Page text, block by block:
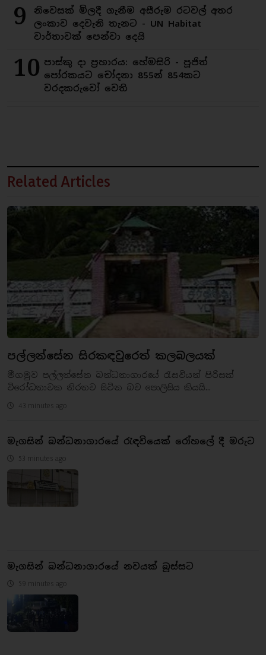
9
නිවෙසක් මිලදී ගැනීම අසීරුම රටවල් අතර
ලංකාව දෙවැනි තැනට - UN Habitat
වාර්තාවක් පෙන්වා දෙයි
10 පාස්කු දා ප්‍රහාරය: හේමසිරි - පූජිත්
පෝරකයට චෝදනා 855න් 854කට
වරදකරුවෝ වෙති
Related Articles
පල්ලන්සේන සිරකඳවුරෙත් කලබලයක්
මීගමුව පල්ලන්සේන බන්ධනාගාරයේ රැසවියන් පිරිසක්
විරෝධතාවක නිරතව සිටින බව පොලිසිය කියයි...
43 minutes ago
මැගසින් බන්ධනාගාරයේ රැඳවියෙක් රෝහලේ දී මරුට
53 minutes ago
මැගසින් බන්ධනාගාරයේ නවයක් බූස්සට
59 minutes ago